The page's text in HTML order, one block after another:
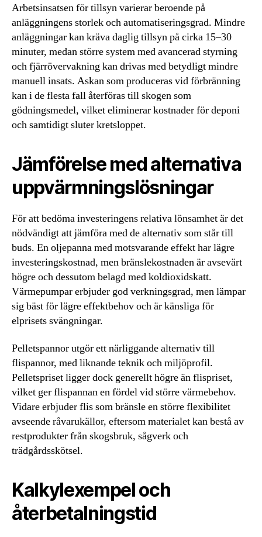
Arbetsinsatsen för tillsyn varierar beroende på
anläggningens storlek och automatiseringsgrad. Mindre
anläggningar kan kräva daglig tillsyn på cirka 15–30
minuter, medan större system med avancerad styrning
och fjärrövervakning kan drivas med betydligt mindre
manuell insats. Askan som produceras vid förbränning
kan i de flesta fall återföras till skogen som
gödningsmedel, vilket eliminerar kostnader för deponi
och samtidigt sluter kretsloppet.
Jämförelse med alternativa
uppvärmningslösningar
För att bedöma investeringens relativa lönsamhet är det
nödvändigt att jämföra med de alternativ som står till
buds. En oljepanna med motsvarande effekt har lägre
investeringskostnad, men bränslekostnaden är avsevärt
högre och dessutom belagd med koldioxidskatt.
Värmepumpar erbjuder god verkningsgrad, men lämpar
sig bäst för lägre effektbehov och är känsliga för
elprisets svängningar.
Pelletspannor utgör ett närliggande alternativ till
flispannor, med liknande teknik och miljöprofil.
Pelletspriset ligger dock generellt högre än flispriset,
vilket ger flispannan en fördel vid större värmebehov.
Vidare erbjuder flis som bränsle en större flexibilitet
avseende råvarukällor, eftersom materialet kan bestå av
restprodukter från skogsbruk, sågverk och
trädgårdsskötsel.
Kalkylexempel och
återbetalningstid